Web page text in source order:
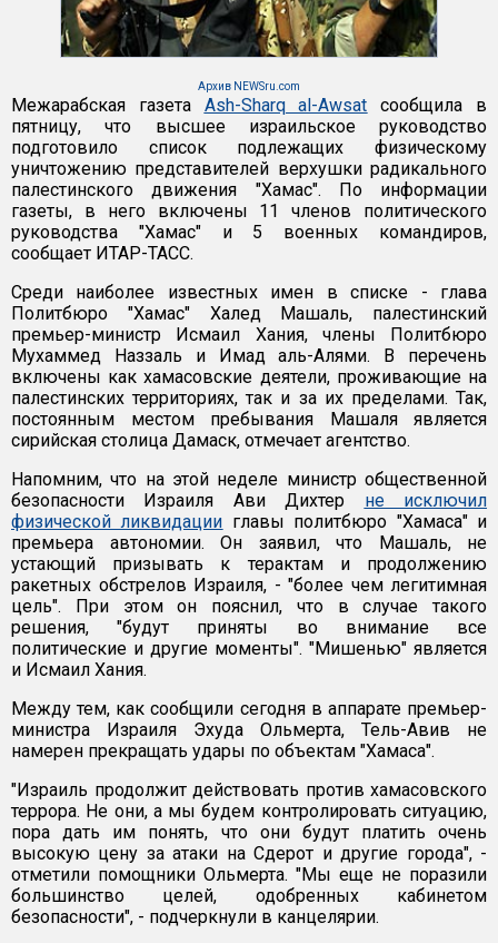
Архив NEWSru.com
Межарабская газета Ash-Sharq al-Awsat сообщила в
пятницу, что высшее израильское руководство
подготовило список подлежащих физическому
уничтожению представителей верхушки радикального
палестинского движения "Хамас". По информации
газеты, в него включены 11 членов политического
руководства "Хамас" и 5 военных командиров,
сообщает ИТАР-ТАСС.
Среди наиболее известных имен в списке - глава
Политбюро "Хамас" Халед Машаль, палестинский
премьер-министр Исмаил Хания, члены Политбюро
Мухаммед Наззаль и Имад аль-Алями. В перечень
включены как хамасовские деятели, проживающие на
палестинских территориях, так и за их пределами. Так,
постоянным местом пребывания Машаля является
сирийская столица Дамаск, отмечает агентство.
Напомним, что на этой неделе министр общественной
безопасности Израиля Ави Дихтер не исключил
физической ликвидации главы политбюро "Хамаса" и
премьера автономии. Он заявил, что Машаль, не
устающий призывать к терактам и продолжению
ракетных обстрелов Израиля, - "более чем легитимная
цель". При этом он пояснил, что в случае такого
решения, "будут приняты во внимание все
политические и другие моменты". "Мишенью" является
и Исмаил Хания.
Между тем, как сообщили сегодня в аппарате премьер-
министра Израиля Эхуда Ольмерта, Тель-Авив не
намерен прекращать удары по объектам "Хамаса".
"Израиль продолжит действовать против хамасовского
террора. Не они, а мы будем контролировать ситуацию,
пора дать им понять, что они будут платить очень
высокую цену за атаки на Сдерот и другие города", -
отметили помощники Ольмерта. "Мы еще не поразили
большинство целей, одобренных кабинетом
безопасности", - подчеркнули в канцелярии.